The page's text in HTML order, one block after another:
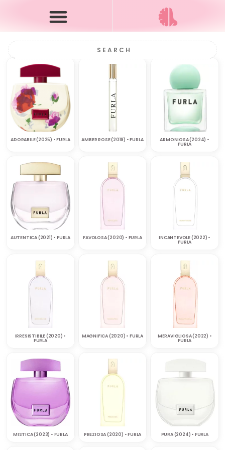
ADORABILE (2025) • FURLA AMBER ROSE (2019) • FURLA ARMONIOSA (2024) •
FURLA
AUTENTICA (2021) • FURLA FAVOLOSA (2020) • FURLA INCANTEVOLE (2022) •
FURLA
IRRESISTIBILE (2020) •
FURLA
MAGNIFICA (2020) • FURLA MERAVIGLIOSA (2022) •
FURLA
MISTICA (2023) • FURLA PREZIOSA (2020) • FURLA PURA (2024) • FURLA